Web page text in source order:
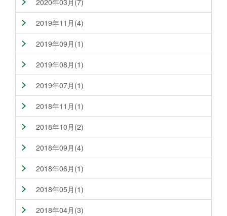
2019年11月(4)
2019年09月(1)
2019年08月(1)
2019年07月(1)
2018年11月(1)
2018年10月(2)
2018年09月(4)
2018年06月(1)
2018年05月(1)
2018年04月(3)